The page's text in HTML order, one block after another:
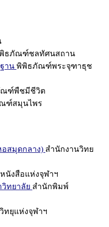
ธภัณฑ์ชลทัศนสถาน
าน พิพิธภัณฑ์พระจุฑาธุช
ฑ์พืชมีชีวิต
ฑ์สมุนไพร
สมุดกลาง) สำนักงานวิทย
นังสือแห่งจุฬาฯ
ทยาลัย สำนักพิมพ์
ทยุแห่งจุฬาฯ